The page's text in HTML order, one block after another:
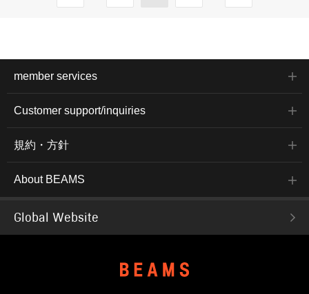
member services
Customer support/inquiries
規約・方針
About BEAMS
Global Website